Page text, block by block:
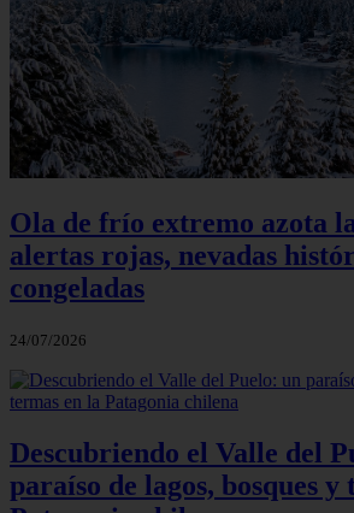
Ola de frío extremo azota
alertas rojas, nevadas
congeladas
24/07/2026
Descubriendo el Valle del
paraíso de lagos, bosques y